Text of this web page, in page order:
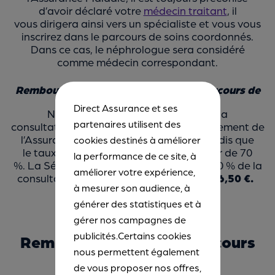
d’avoir déclaré votre médecin traitant , il
vous dirigera ainsi vers un spécialiste et vous vous
inscrirez dans le parcours de soins coordonnés.
Dans ce cas, le néphrologue sera considéré
comme médecin correspondant.
Remboursement dans le respect du parcours de
Néphrologue de secteur 1 : prix de la
consultation à 25 €. La base de remboursement de
l’Assurance Maladie est fixée à 25 €, tandis que
letaux de remboursement est à hauteur de 70
%. La Sécurité sociale vous rembourse : 70 % de la
consultation à 25 € - 1 € de franchise =
16,50 €.
Remboursement hors parcours
de soins
Direct Assurance et ses
partenaires utilisent des
cookies destinés à améliorer
la performance de ce site, à
améliorer votre expérience,
à mesurer son audience, à
générer des statistiques et à
gérer nos campagnes de
publicités.Certains cookies
nous permettent également
de vous proposer nos offres,